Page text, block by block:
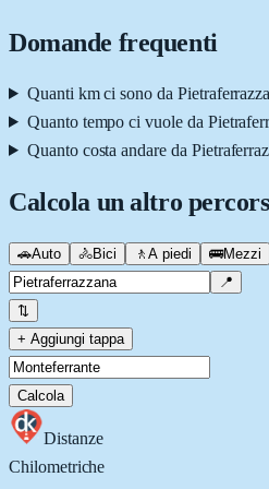
Domande frequenti
Quanti km ci sono da
Quanto tempo ci vuole da
Quanto costa andare da
Calcola un altro
🚗Auto 🚴Bici 🚶 A piedi 🚌Mezzi
📍
⇅
+ Aggiungi tappa
Calcola
Distanze
Chilometriche